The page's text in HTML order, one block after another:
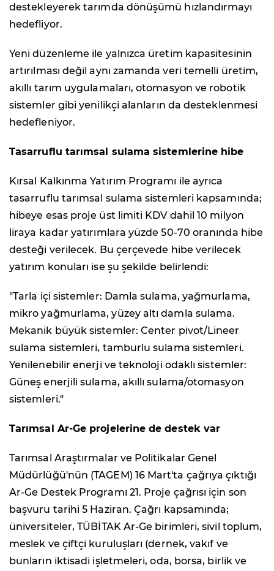
destekleyerek tarımda dönüşümü hızlandırmayı
hedefliyor.
Yeni düzenleme ile yalnızca üretim kapasitesinin
artırılması değil aynı zamanda veri temelli üretim,
akıllı tarım uygulamaları, otomasyon ve robotik
sistemler gibi yenilikçi alanların da desteklenmesi
hedefleniyor.
Tasarruflu tarımsal sulama sistemlerine hibe
Kırsal Kalkınma Yatırım Programı ile ayrıca
tasarruflu tarımsal sulama sistemleri kapsamında;
hibeye esas proje üst limiti KDV dahil 10 milyon
liraya kadar yatırımlara yüzde 50-70 oranında hibe
desteği verilecek. Bu çerçevede hibe verilecek
yatırım konuları ise şu şekilde belirlendi:
"Tarla içi sistemler: Damla sulama, yağmurlama,
mikro yağmurlama, yüzey altı damla sulama.
Mekanik büyük sistemler: Center pivot/Lineer
sulama sistemleri, tamburlu sulama sistemleri.
Yenilenebilir enerji ve teknoloji odaklı sistemler:
Güneş enerjili sulama, akıllı sulama/otomasyon
sistemleri."
Tarımsal Ar-Ge projelerine de destek var
Tarımsal Araştırmalar ve Politikalar Genel
Müdürlüğü'nün (TAGEM) 16 Mart'ta çağrıya çıktığı
Ar-Ge Destek Programı 21. Proje çağrısı için son
başvuru tarihi 5 Haziran. Çağrı kapsamında;
üniversiteler, TÜBİTAK Ar-Ge birimleri, sivil toplum,
meslek ve çiftçi kuruluşları (dernek, vakıf ve
bunların iktisadi işletmeleri, oda, borsa, birlik ve